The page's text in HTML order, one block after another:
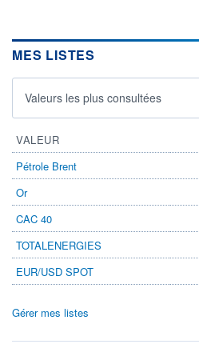
MES LISTES
Valeurs les plus consultées
VALEUR
Pétrole Brent
Or
CAC 40
TOTALENERGIES
EUR/USD SPOT
Gérer mes listes